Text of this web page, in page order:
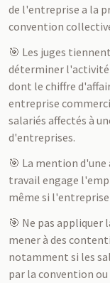
de l'entreprise a la
convention
🎯 Les juges
déterminer
dont le chiffre
entreprise
salariés affectés à
d'entreprises.
🎯 La mention
travail engage
même si
🎯 Ne pas
mener à des
notamment si les
par la convention